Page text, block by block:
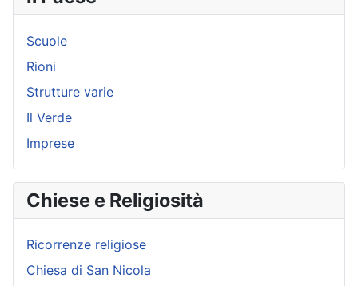
Scuole
Rioni
Strutture varie
Il Verde
Imprese
Chiese e Religiosità
Ricorrenze religiose
Chiesa di San Nicola